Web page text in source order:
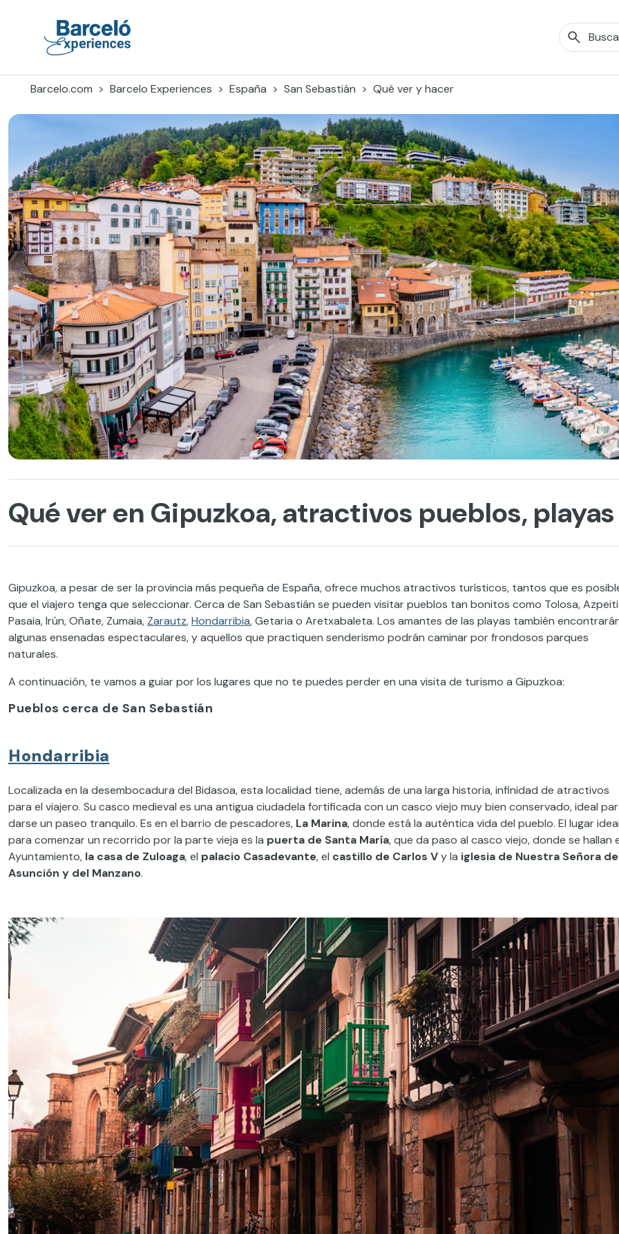
Barcelo.com
Barcelo Experiences España San Sebastián Qué ver y hacer
Qué ver en Gipuzkoa, atractivos pueblos,
Gipuzkoa, a pesar de ser la provincia más pequeña de España, ofrece muchos atractivos turísticos, tantos que es
que el viajero tenga que seleccionar. Cerca de San Sebastián se pueden visitar pueblos tan bonitos como Tolosa,
Pasaia, Irún, Oñate, Zumaia, Zarautz,Hondarribia, Getaria o Aretxabaleta. Los amantes de las playas también
algunas ensenadas espectaculares, y aquellos que practiquen senderismo podrán caminar por frondosos parques
naturales.
A continuación, te vamos a guiar por los lugares que no te puedes perder en una visita de turismo a Gipuzkoa:
Pueblos cerca de San Sebastián
Hondarribia
Localizada en la desembocadura del Bidasoa, esta localidad tiene, además de una larga historia, infinidad de atractivos
para el viajero. Su casco medieval es una antigua ciudadela fortificada con un casco viejo muy bien conservado, ideal
darse un paseo tranquilo. Es en el barrio de pescadores, La Marina, donde está la auténtica vida del pueblo. El lugar
para comenzar un recorrido por la parte vieja es la puerta de Santa María, que da paso al casco viejo, donde se hallan
Ayuntamiento, la casa de Zuloaga, el palacio Casadevante, el castillo de Carlos Vy la iglesia de Nuestra Señora
Asunción y del Manzano.